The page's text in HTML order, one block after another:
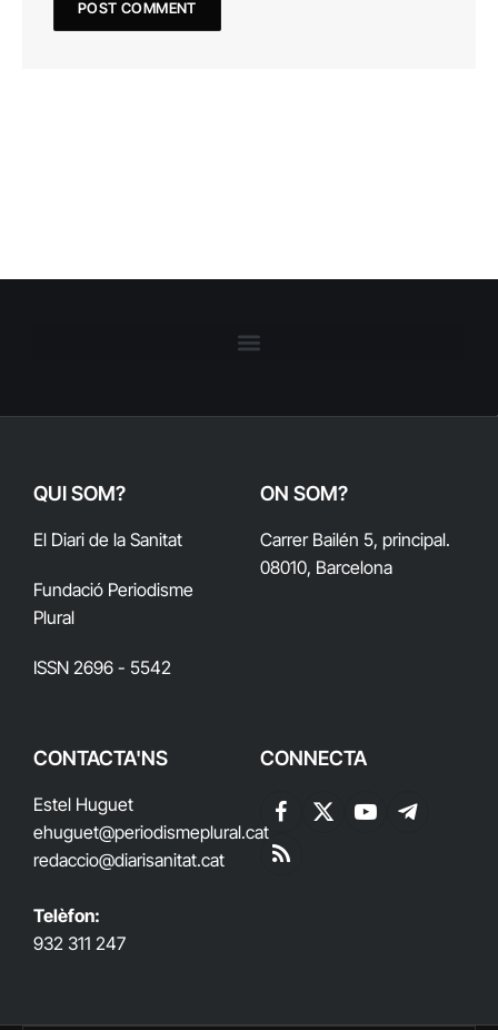
QUI SOM?
El Diari de la Sanitat
Fundació Periodisme
Plural
ISSN 2696 - 5542
ON SOM?
Carrer Bailén 5, principal.
08010, Barcelona
CONTACTA'NS
Estel Huguet
ehuguet@periodismeplural.cat
redaccio@diarisanitat.cat
Telèfon:
932 311 247
CONNECTA
Facebook
X
YouTubeTelegram
RSS